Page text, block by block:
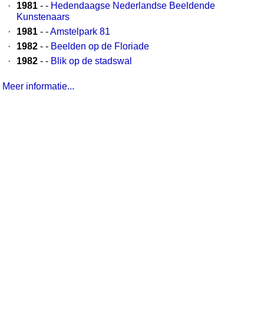
·
1981 - - Hedendaagse Nederlandse Beeldende
Kunstenaars
·
1981 - -Amstelpark 81
·
1982 - - Beelden op de Floriade
·
1982 - - Blik op de stadswal
Meer informatie...